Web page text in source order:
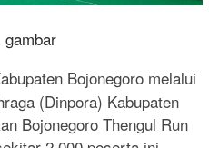
Bojonegoro melalui
(Dinpora) Kabupaten
Bojonegoro Thengul Run